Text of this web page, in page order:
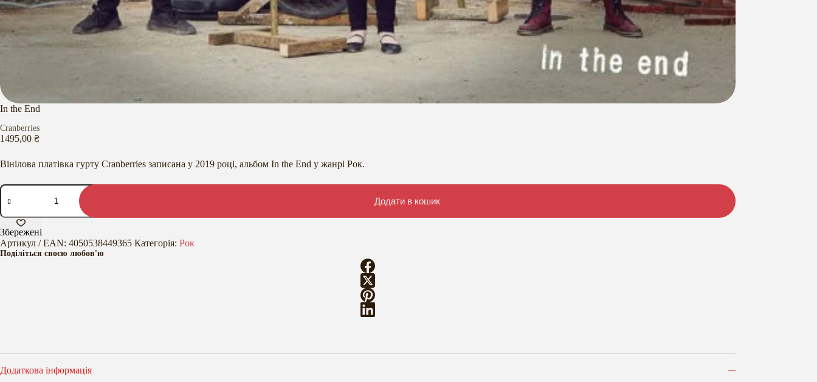
In the End
Cranberries
1495,00 ₴
Вінілова платівка гурту Cranberries записана у 2019 році, альбом In the End у жанрі Рок.
In
the
кількість
Додати в кошик
Збережені
Артикул / EAN: 4050538449365 Категорія: Рок
Поділіться своєю любов'ю
Додаткова інформація